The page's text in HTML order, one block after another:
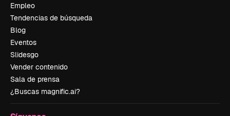
Empleo
Tendencias de búsqueda
Blog
Eventos
Slidesgo
Vender contenido
Sala de prensa
¿Buscas magnific.ai?